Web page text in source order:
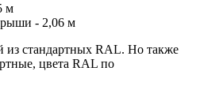
м
- 2,06 м
стандартных RAL. Но также
цвета RAL по